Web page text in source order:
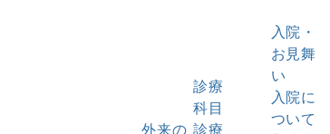
外来の
診療
科目
診療
入院・
お見舞
い
入院に
ついて